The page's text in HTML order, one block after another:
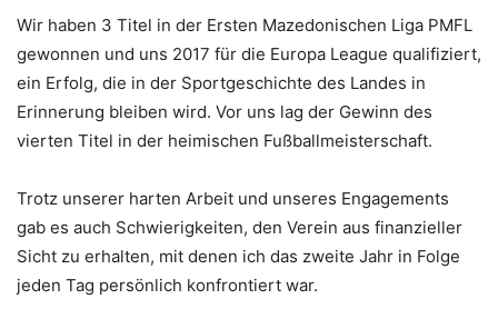
Wir haben 3 Titel in der Ersten Mazedonischen Liga PMFL
gewonnen und uns 2017 für die Europa League qualifiziert,
ein Erfolg, die in der Sportgeschichte des Landes in
Erinnerung bleiben wird. Vor uns lag der Gewinn des
vierten Titel in der heimischen Fußballmeisterschaft.
Trotz unserer harten Arbeit und unseres Engagements
gab es auch Schwierigkeiten, den Verein aus finanzieller
Sicht zu erhalten, mit denen ich das zweite Jahr in Folge
jeden Tag persönlich konfrontiert war.